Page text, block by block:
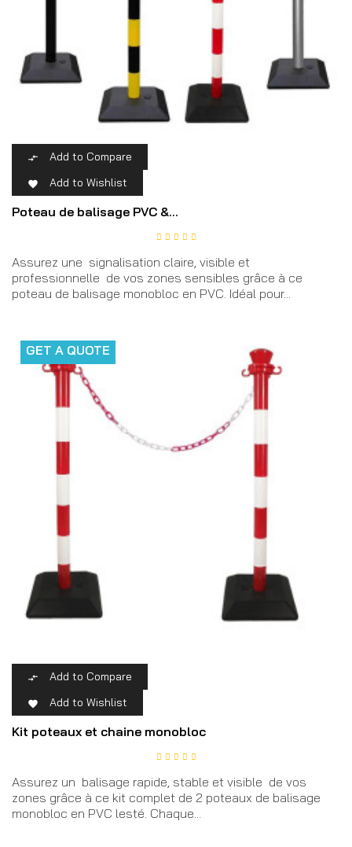
 Add to Compare
 Add to Wishlist
Poteau de balisage PVC &...
Assurez une signalisation claire, visible et
professionnelle de vos zones sensibles grâce à ce
poteau de balisage monobloc en PVC. Idéal pour...
GET A QUOTE
 Add to Compare
 Add to Wishlist
Kit poteaux et chaine monobloc
Assurez un balisage rapide, stable et visible de vos
zones grâce à ce kit complet de 2 poteaux de balisage
monobloc en PVC lesté. Chaque...